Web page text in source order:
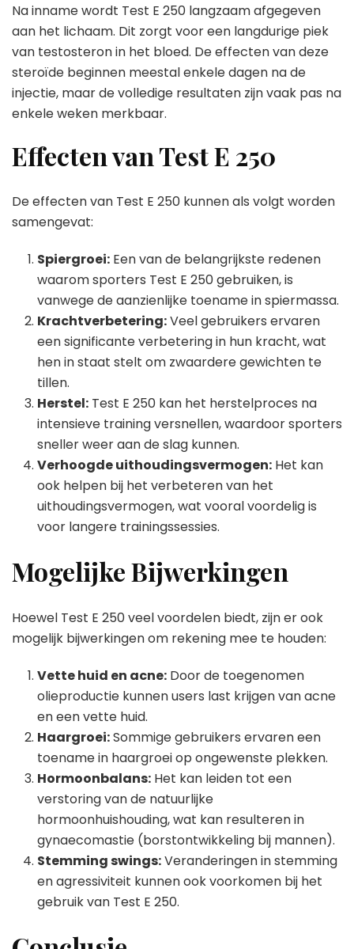
Na inname wordt Test E 250 langzaam afgegeven
aan het lichaam. Dit zorgt voor een langdurige piek
van testosteron in het bloed. De effecten van deze
steroïde beginnen meestal enkele dagen na de
injectie, maar de volledige resultaten zijn vaak pas na
enkele weken merkbaar.
Effecten van Test E 250
De effecten van Test E 250 kunnen als volgt worden
samengevat:
Spiergroei: Een van de belangrijkste redenen
waarom sporters Test E 250 gebruiken, is
vanwege de aanzienlijke toename in spiermassa.
Krachtverbetering:Veel gebruikers ervaren
een significante verbetering in hun kracht, wat
hen in staat stelt om zwaardere gewichten te
tillen.
Herstel: Test E 250 kan het herstelproces na
intensieve training versnellen, waardoor sporters
sneller weer aan de slag kunnen.
Verhoogde uithoudingsvermogen: Het kan
ook helpen bij het verbeteren van het
uithoudingsvermogen, wat vooral voordelig is
voor langere trainingssessies.
Mogelijke Bijwerkingen
Hoewel Test E 250 veel voordelen biedt, zijn er ook
mogelijk bijwerkingen om rekening mee te houden:
Vette huid en acne: Door de toegenomen
olieproductie kunnen users last krijgen van acne
en een vette huid.
Haargroei:Sommige gebruikers ervaren een
toename in haargroei op ongewenste plekken.
Hormoonbalans: Het kan leiden tot een
verstoring van de natuurlijke
hormoonhuishouding, wat kan resulteren in
gynaecomastie (borstontwikkeling bij mannen).
Stemming swings:Veranderingen in stemming
en agressiviteit kunnen ook voorkomen bij het
gebruik van Test E 250.